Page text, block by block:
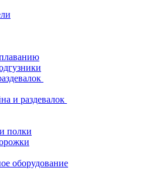
и раздевалок
полки
оборудование